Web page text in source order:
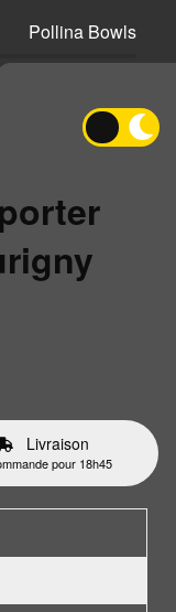
Pollina Bowls
Livraison
pour 18h45